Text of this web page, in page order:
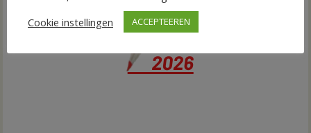
Cookie instellingen
ACCEPTEEREN